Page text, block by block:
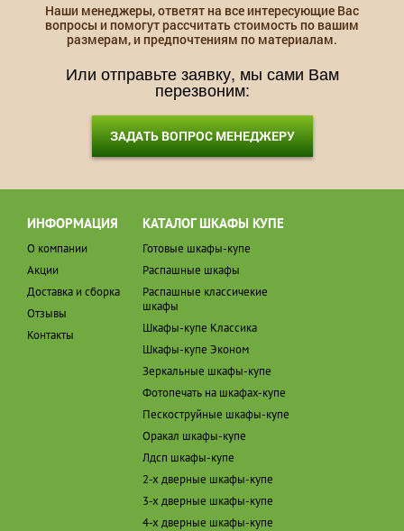
Наши менеджеры, ответят на все интересующие Вас
вопросы и помогут рассчитать стоимость по вашим
размерам, и предпочтениям по материалам.
Или отправьте заявку, мы сами Вам
перезвоним:
ЗАДАТЬ ВОПРОС МЕНЕДЖЕРУ
ИНФОРМАЦИЯ
О компании
Акции
Доставка и сборка
Отзывы
Контакты
КАТАЛОГ ШКАФЫ КУПЕ
Готовые шкафы-купе
Распашные шкафы
Распашные классичекие
шкафы
Шкафы-купе Классика
Шкафы-купе Эконом
Зеркальные шкафы-купе
Фотопечать на шкафах-купе
Пескоструйные шкафы-купе
Оракал шкафы-купе
Лдсп шкафы-купе
2-х дверные шкафы-купе
3-х дверные шкафы-купе
4-х дверные шкафы-купе